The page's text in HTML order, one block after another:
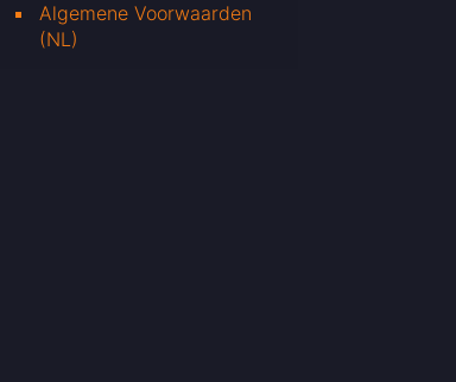
Algemene Voorwaarden
(NL)